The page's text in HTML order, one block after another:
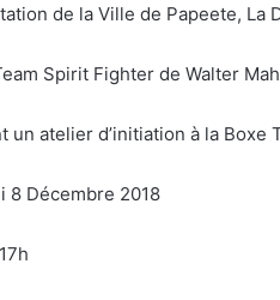
de la Ville de Papeete, La
Spirit Fighter de Walter
un atelier d’initiation à la Boxe
8 Décembre 2018